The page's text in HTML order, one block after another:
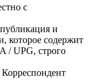
с
и
которое содержит
/ UPG, строго